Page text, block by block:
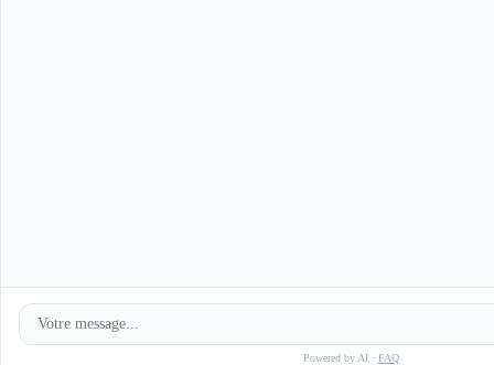
Powered by AI · FAQ